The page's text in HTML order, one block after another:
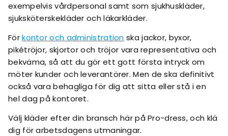
exempelvis vårdpersonal samt som sjukhuskläder,
sjuksköterskekläder och läkarkläder.
Förkontor och administration ska jackor, byxor,
pikétröjor, skjortor och tröjor vara representativa och
bekväma, så att du gör ett gott första intryck om
möter kunder och leverantörer. Men de ska definitivt
också vara behagliga för dig att sitta eller stå i en
hel dag på kontoret.
Välj kläder efter din bransch här på Pro-dress, och klä
dig för arbetsdagens utmaningar.